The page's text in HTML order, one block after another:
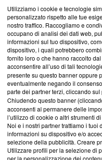
L'oroscopo di domani 9
malintesi per la Vergine
L'oroscopo di domani 8
finalmente riconquista la
L'oroscopo di domani 7
arrivo occasioni preziose
Michele Caltagirone
Video Maker
Utilizziamo i cookie e tecnologie
personalizzato rispetto alle tue
nostro traffico. Raccogliamo e
occupano di analisi dei dati web,
informazioni sul tuo dispositivo,
dispositivo, i quali potrebbero
fornito loro o che hanno raccolto
acconsentire all’uso di tali
presente su questo banner oppure
eventualmente negando il
parte dei partner terzi, cliccando sul
Chiudendo questo banner
acconsenti al permanere delle
l’utilizzo di cookie o altri strumenti
Noi e i nostri partner trattiamo i
informazioni su dispositivo e/o
selezione della pubblicità. Creare
Utilizzare profili per la selezione di
per la personalizzazione dei